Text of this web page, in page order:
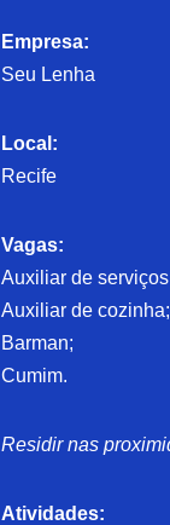
Empresa:
Seu Lenha
Local:
Recife
Vagas:
Auxiliar de
Auxiliar de cozinha;
Barman;
Cumim.
Residir nas
Atividades: